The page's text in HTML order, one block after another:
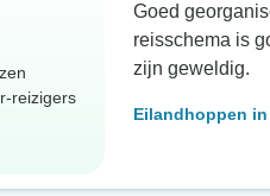
reizigers
Goed
reisschema is
zijn geweldig.
Eilandhoppen in